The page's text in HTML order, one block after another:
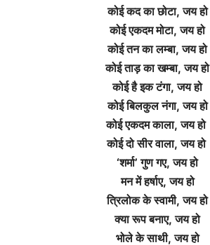
कोई कद का छोटा,जय हो
कोई एकदम मोटा,जय हो
कोई तन का लम्बा,जय हो
कोई ताड़ का खम्बा,जय हो
कोई है इक टंगा,जय हो
कोई बिलकुल नंगा,जय हो
कोई एकदम काला,जय हो
कोई दो सीर वाला,जय हो
‘शर्मा’ गुण गए,जय हो
मन में हर्षाए,जय हो
त्रिलोक के स्वामी,जय हो
क्या रूप बनाए,जय हो
भोले के साथी,जय हो